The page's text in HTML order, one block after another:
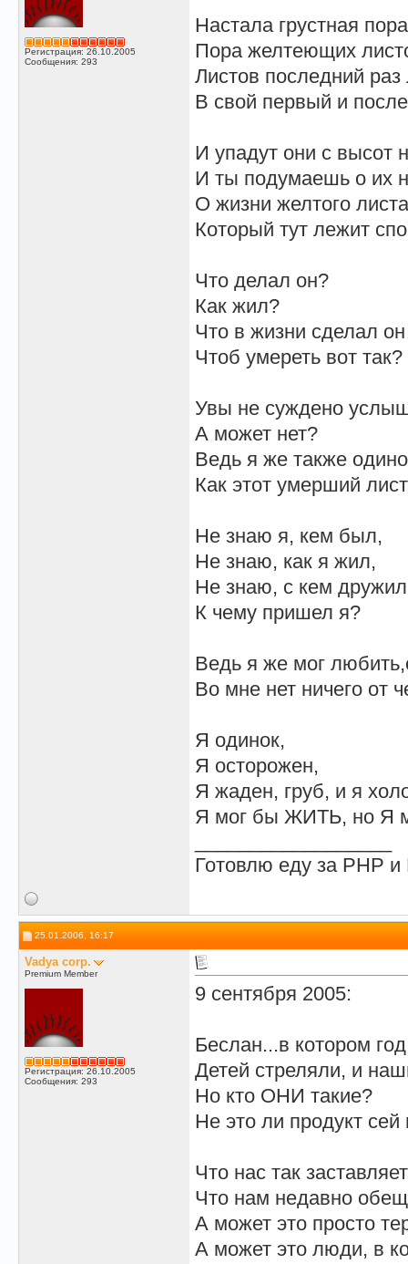
Регистрация: 26.10.2005
Сообщения: 293
Настала грустная
Пора желтеющих
Листов последний
В свой первый и
И упадут они с высот
И ты подумаешь о их
О жизни желтого
Который тут лежит
Что делал он?
Как жил?
Что в жизни сделал он
Чтоб умереть вот так?
Увы не суждено
А может нет?
Ведь я же также
Как этот умерший
Не знаю я, кем был,
Не знаю, как я жил,
Не знаю, с кем
К чему пришел я?
Ведь я же мог
Во мне нет ничего от
Я одинок,
Я осторожен,
Я жаден, груб, и я
Я мог бы ЖИТЬ, но Я
Готовлю еду за PHP и
25.01.2006, 16:17
Vadya corp.
Premium Member
Регистрация: 26.10.2005
Сообщения: 293
9 сентября 2005:
Беслан...в котором
Детей стреляли, и
Но кто ОНИ такие?
Не это ли продукт сей
Что нас так
Что нам недавно
А может это просто
А может это люди, в